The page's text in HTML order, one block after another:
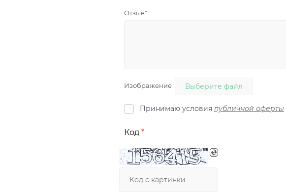
Отзыв
Изображение Выберите файл
Принимаю условия публичной оферты
Код